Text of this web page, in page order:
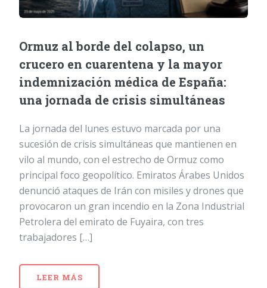
Ormuz al borde del colapso, un
crucero en cuarentena y la mayor
indemnización médica de España:
una jornada de crisis simultáneas
La jornada del lunes estuvo marcada por una
sucesión de crisis simultáneas que mantienen en
vilo al mundo, con el estrecho de Ormuz como
principal foco geopolítico. Emiratos Árabes Unidos
denunció ataques de Irán con misiles y drones que
provocaron un gran incendio en la Zona Industrial
Petrolera del emirato de Fuyaira, con tres
trabajadores […]
LEER MÁS